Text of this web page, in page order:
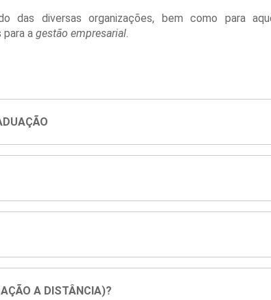
das diversas organizações, bem como para
a gestão empresarial.
A DISTÂNCIA)?